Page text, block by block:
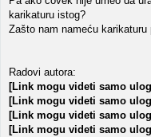
karikaturu istog?
Zašto nam nameću karikaturu
Radovi autora:
[Link mogu videti samo
[Link mogu videti samo
[Link mogu videti samo
[Link mogu videti samo